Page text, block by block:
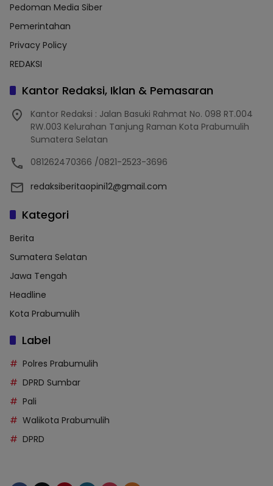
Pedoman Media Siber
Pemerintahan
Privacy Policy
REDAKSI
Kantor Redaksi, Iklan & Pemasaran
Kantor Redaksi : Jalan Basuki Rahmat No. 098 RT.004
RW.003 Kelurahan Tanjung Raman Kota Prabumulih
Sumatera Selatan
081262470366 /0821-2523-3696
redaksiberitaopini12@gmail.com
Kategori
Berita
Sumatera Selatan
Jawa Tengah
Headline
Kota Prabumulih
Label
Polres Prabumulih
DPRD Sumbar
Pali
Walikota Prabumulih
DPRD